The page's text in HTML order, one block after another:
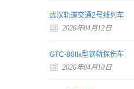
武汉轨道交通2号线列车
2026年04月12日
GTC-80IIx型钢轨探伤车
2026年04月10日